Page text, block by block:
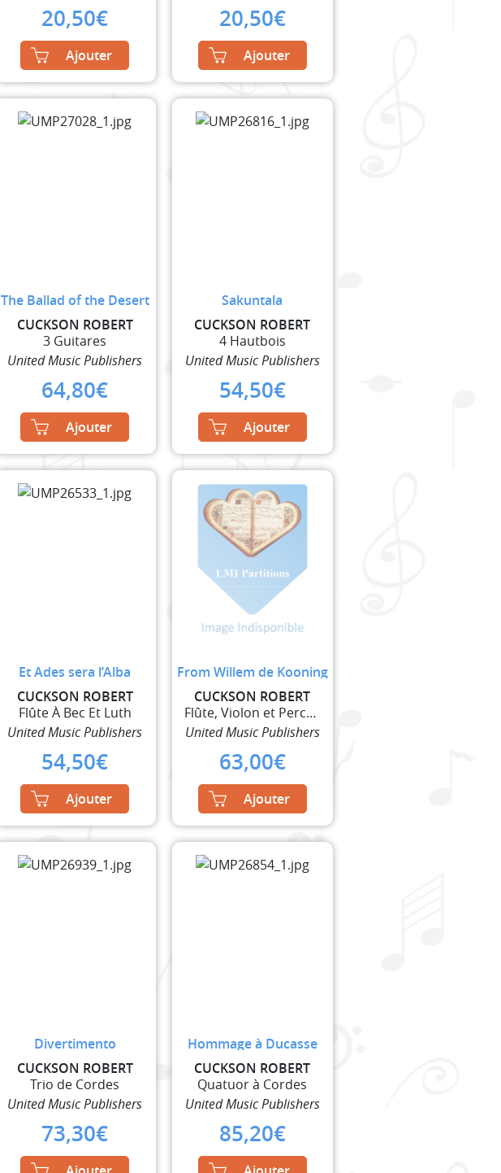
20,50€
Ajouter
20,50€
Ajouter
The Ballad of the Desert
CUCKSON ROBERT
3 Guitares
United Music Publishers
64,80€
Ajouter
Sakuntala
CUCKSON ROBERT
4 Hautbois
United Music Publishers
54,50€
Ajouter
Et Ades sera l’Alba
CUCKSON ROBERT
Flûte À Bec Et Luth
United Music Publishers
54,50€
Ajouter
From Willem de Kooning
CUCKSON ROBERT
Flûte, Violon et Percussions
United Music Publishers
63,00€
Ajouter
Divertimento
CUCKSON ROBERT
Trio de Cordes
United Music Publishers
73,30€
Hommage à Ducasse
CUCKSON ROBERT
Quatuor à Cordes
United Music Publishers
85,20€